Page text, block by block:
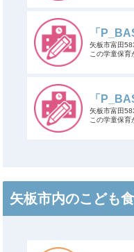
「
矢板市富田
この学童保育
「
矢板市富田
この学童保育
矢板市内のこども